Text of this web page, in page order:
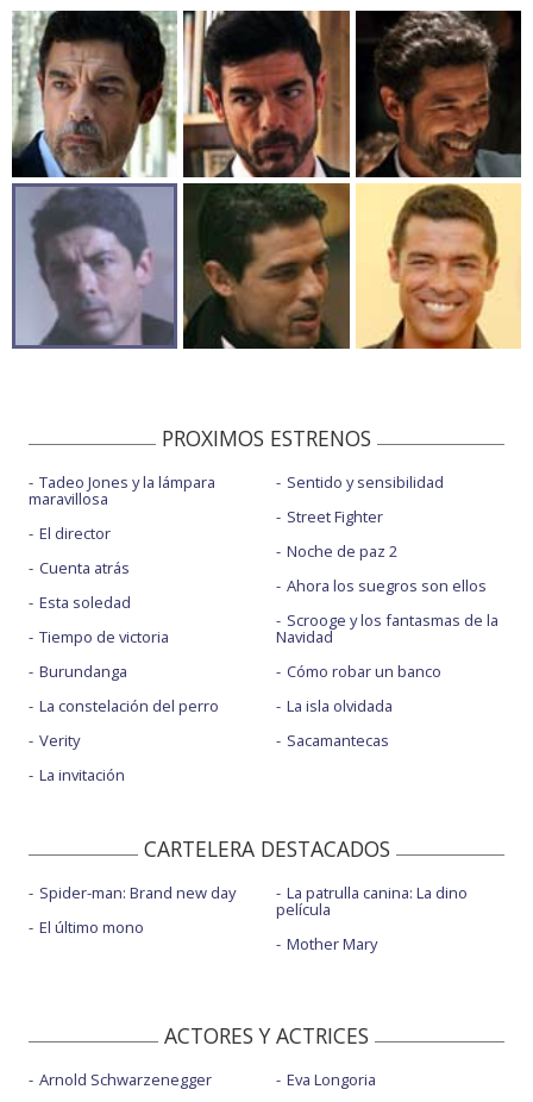
PROXIMOS ESTRENOS
Tadeo Jones y la lámpara
maravillosa
El director
Cuenta atrás
Esta soledad
Tiempo de victoria
Burundanga
La constelación del perro
Verity
La invitación
Sentido y sensibilidad
Street Fighter
Noche de paz 2
Ahora los suegros son ellos
Scrooge y los fantasmas de la
Navidad
Cómo robar un banco
La isla olvidada
Sacamantecas
CARTELERA DESTACADOS
Spider-man: Brand new day
El último mono
La patrulla canina: La dino
película
Mother Mary
ACTORES Y ACTRICES
Arnold Schwarzenegger
Eva Longoria